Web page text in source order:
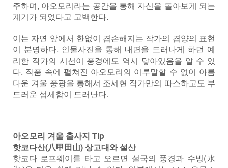
주하며, 아오모리라는 공간을 통해 자신을 돌아보게 되는
계기가 되었다고 고백한다.
이는 자연 앞에서 한없이 겸손해지는 작가의 겸양의 표현
이 분명하다. 인물사진을 통해 내면을 드러나게 하던 예
리한 작가의 시선이 풍경에도 역시 닿아있음을 알 수 있
다. 작품 속에 펼쳐진 아오모리의 이루말할 수 없이 아름
다운 겨울 풍광을 통해서 조세현 작가만의 따스하고도 부
드러운 섬세함이 드러난다.
아오모리 겨울 출사지 Tip
핫코다산(八甲田山) 상고대와 설산
핫코다 로프웨이를 타고 오르면 설국의 풍경과 수빙(水